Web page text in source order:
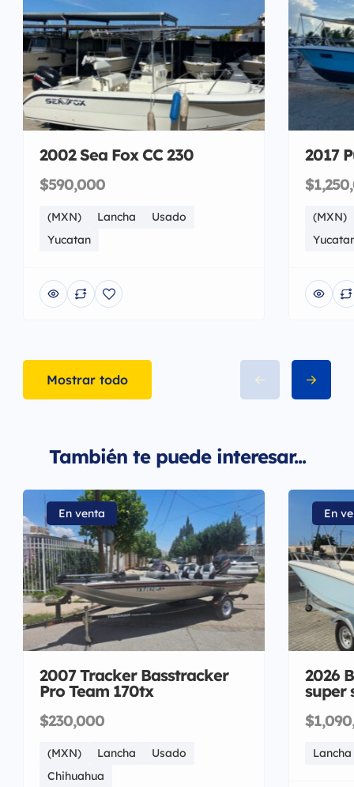
2002 Sea Fox CC 230
$590,000
(MXN) Lancha
Usado
Yucatan
2017
(MXN)
Mostrar todo
También te puede interesar...
En venta
2007 Tracker Basstracker
Pro Team 170tx
$230,000
(MXN) Lancha
Usado
Chihuahua
En
2026
super
Lancha